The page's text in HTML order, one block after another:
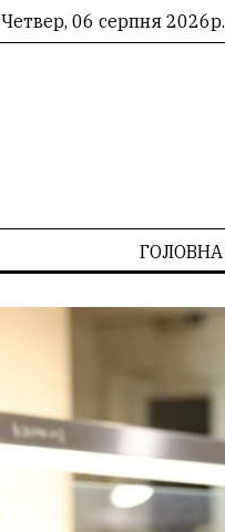
Четвер, 06 серпня 2026р.
ГОЛОВНА